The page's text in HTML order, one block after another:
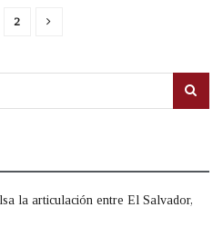
2
la articulación entre El Salvador,